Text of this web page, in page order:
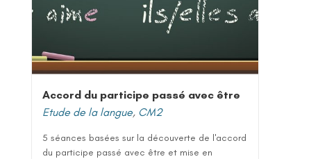
Accord du participe passé avec être
Etude de la langue, CM2
5 séances basées sur la découverte de l'accord
du participe passé avec être et mise en